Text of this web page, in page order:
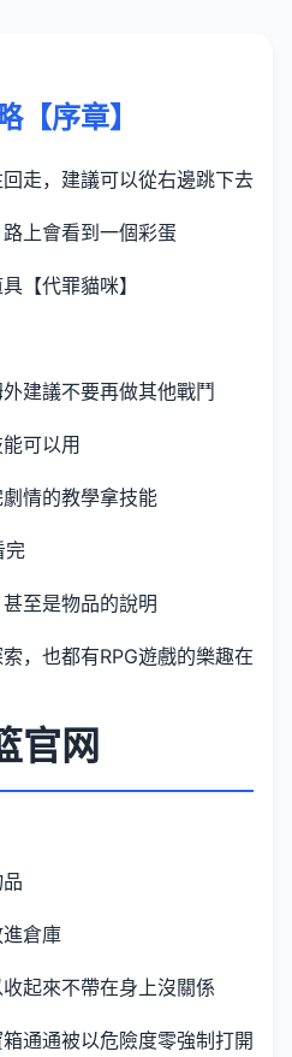
【序章】
走，建議可以從右邊跳下去
上會看到一個彩蛋
【代罪貓咪】
建議不要再做其他戰鬥
可以用
情的教學拿技能
完
至是物品的說明
，也都有RPG遊戲的樂趣在
官网
倉庫
起來不帶在身上沒關係
通通被以危險度零強制打開